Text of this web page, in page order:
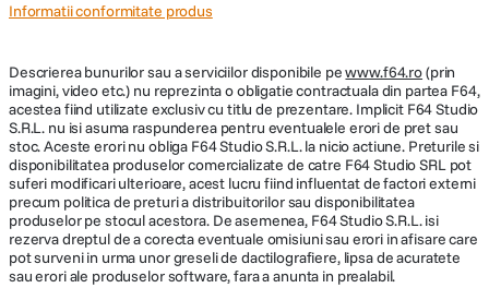
Informatii conformitate produs
Descrierea bunurilor sau a serviciilor disponibile pewww.f64.ro(prin
imagini, video etc.) nu reprezinta o obligatie contractuala din partea F64,
acestea fiind utilizate exclusiv cu titlu de prezentare. Implicit F64 Studio
S.R.L. nu isi asuma raspunderea pentru eventualele erori de pret sau
stoc. Aceste erori nu obliga F64 Studio S.R.L. la nicio actiune. Preturile si
disponibilitatea produselor comercializate de catre F64 Studio SRL pot
suferi modificari ulterioare, acest lucru fiind influentat de factori externi
precum politica de preturi a distribuitorilor sau disponibilitatea
produselor pe stocul acestora. De asemenea, F64 Studio S.R.L. isi
rezerva dreptul de a corecta eventuale omisiuni sau erori in afisare care
pot surveni in urma unor greseli de dactilografiere, lipsa de acuratete
sau erori ale produselor software, fara a anunta in prealabil.